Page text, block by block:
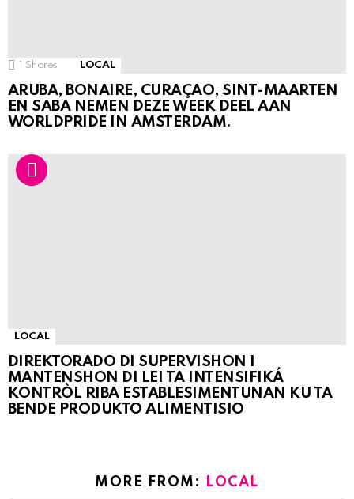
1 Shares LOCAL
ARUBA, BONAIRE, CURAÇAO, SINT-MAARTEN
EN SABA NEMEN DEZE WEEK DEEL AAN
WORLDPRIDE IN AMSTERDAM.
LOCAL
DIREKTORADO DI SUPERVISHON I
MANTENSHON DI LEI TA INTENSIFIKÁ
KONTRÒL RIBA ESTABLESIMENTUNAN KU TA
BENDE PRODUKTO ALIMENTISIO
MORE FROM: LOCAL